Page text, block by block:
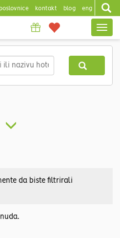
kontakt blog eng
da biste filtrirali